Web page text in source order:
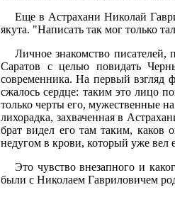
Еще в Астрахани Николай
якута. "Написать так мог только
Личное знакомство писателей,
Саратов с целью повидать
современника. На первый взгляд
сжалось сердце: таким это лицо
только черты его, мужественные
лихорадка, захваченная в
брат видел его там таким,
недугом в крови, который уже вел
Это чувство внезапного и
были с Николаем Гавриловичем